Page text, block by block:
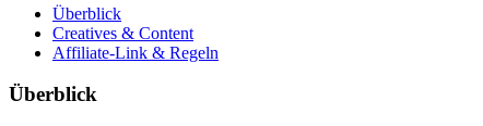
Überblick
Creatives & Content
Affiliate-Link & Regeln
Überblick